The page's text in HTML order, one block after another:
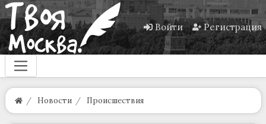
Войти Регистрация
Новости Происшествия